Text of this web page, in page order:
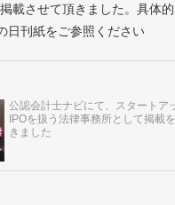
載させて頂きました。具体
日刊紙をご参照ください
公認会計士ナビにて、スタートア
IPOを扱う法律事務所として掲載
きました